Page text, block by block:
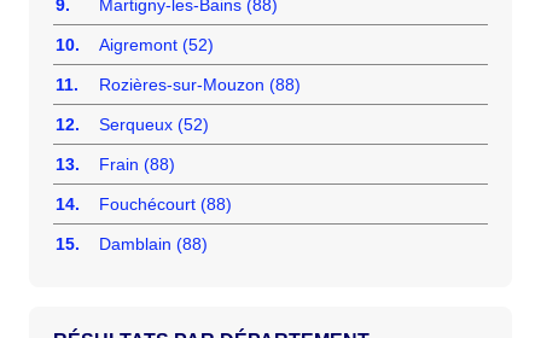
9. Martigny-les-Bains (88)
10. Aigremont (52)
11. Rozières-sur-Mouzon (88)
12. Serqueux (52)
13. Frain (88)
14. Fouchécourt (88)
15. Damblain (88)